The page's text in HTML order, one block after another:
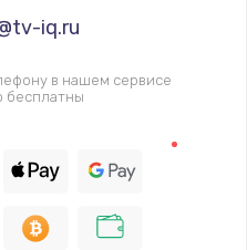
руб.
питания, пайка
iq.ru
в нашем сервисе
бесплатны